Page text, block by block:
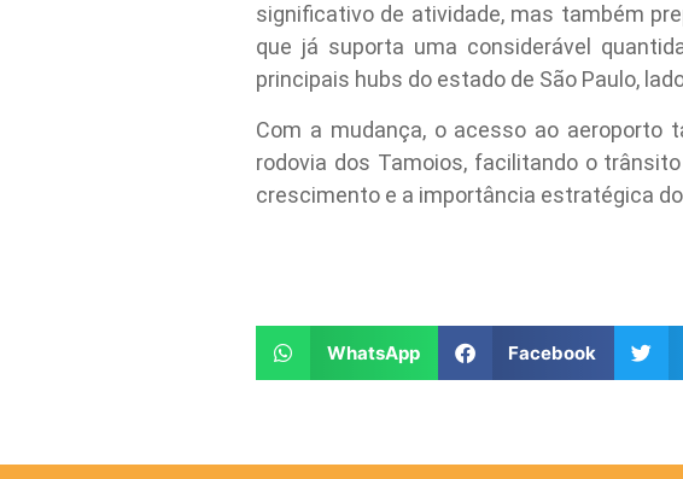
significativo de atividade, mas também
que já suporta uma considerável
principais hubs do estado de São Paulo,
Com a mudança, o acesso ao aeroporto
rodovia dos Tamoios, facilitando o
crescimento e a importância estratégica
WhatsApp Facebook